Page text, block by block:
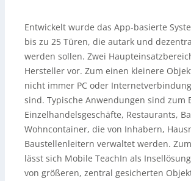
Entwickelt wurde das App-basierte
bis zu 25 Türen, die autark und
werden sollen. Zwei
Hersteller vor. Zum einen kleinere
nicht immer PC oder
sind. Typische Anwendungen sind zum
Einzelhandelsgeschäfte, Restaurants,
Wohncontainer, die von Inhabern,
Baustellenleitern verwaltet werden.
lässt sich Mobile TeachIn als
von größeren, zentral gesicherten